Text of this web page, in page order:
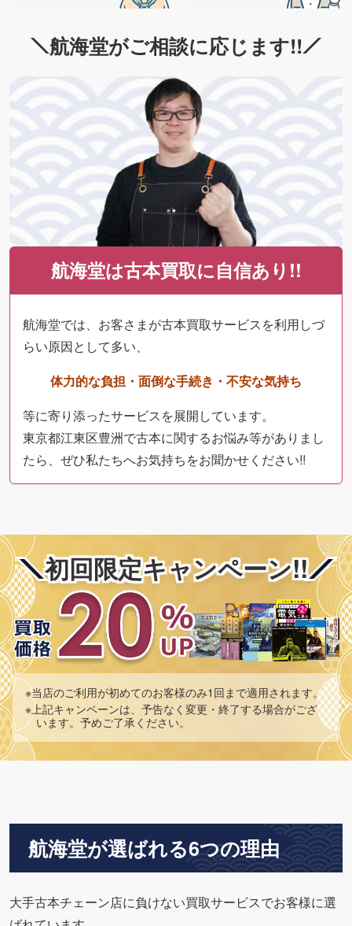
航海堂がご相談に応じます!!
航海堂は古本買取に自信あり!!
航海堂では、お客さまが古本買取サービスを利用しづ
らい原因として多い、
体力的な負担・面倒な手続き・不安な気持ち
等に寄り添ったサービスを展開しています。
東京都江東区豊洲で古本に関するお悩み等がありまし
たら、ぜひ私たちへお気持ちをお聞かせください!!
初回限定キャンペーン!!
※当店のご利用が初めてのお客様のみ1回まで適用されます。
※上記キャンペーンは、予告なく変更・終了する場合がござ
います。予めご了承ください。
航海堂が選ばれる6つの理由
大手古本チェーン店に負けない買取サービスでお客様に選